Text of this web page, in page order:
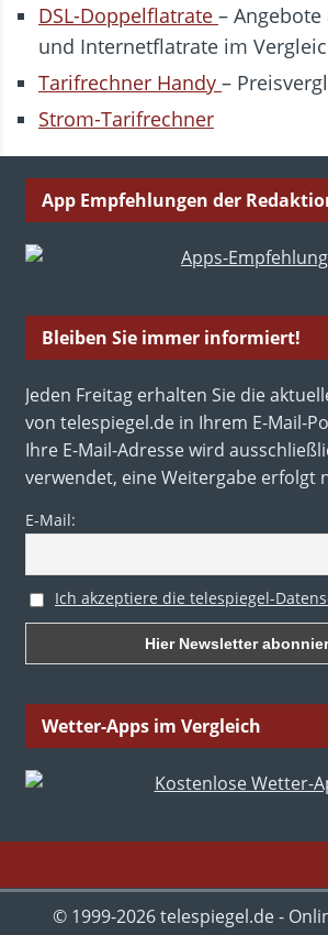
DSL-Doppelflatrate –
und Internetflatrate im
Tarifrechner Handy –
Strom-Tarifrechner
App Empfehlungen der
Bleiben Sie immer informiert!
Jeden Freitag erhalten Sie die
von telespiegel.de in Ihrem E-Mail-
Ihre E-Mail-Adresse wird
verwendet, eine Weitergabe erfolgt
E-Mail:
Ich akzeptiere die telespiegel-
Wetter-Apps im Vergleich
© 1999-2026 telespiegel.de -